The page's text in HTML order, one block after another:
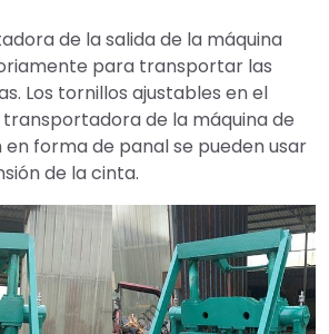
de la salida de la máquina
para transportar las
Los tornillos ajustables en el
de la máquina de
forma de panal se pueden usar
de la cinta.